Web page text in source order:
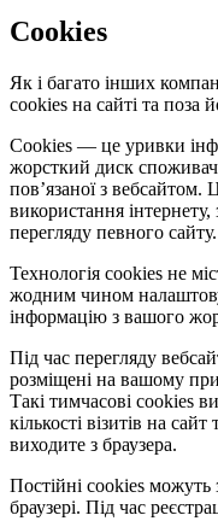
Cookies
Як і багато інших
cookies на сайті та поза
Cookies — це уривки
жорсткий диск
пов’язаної з
використання інтернету,
перегляду певного сайту.
Технологія cookies не
жодним чином
інформацію з вашого
Під час перегляду
розміщені на вашому
Такі тимчасові cookies
кількості візитів на
виходите з браузера.
Постійні cookies можуть
браузері. Під час